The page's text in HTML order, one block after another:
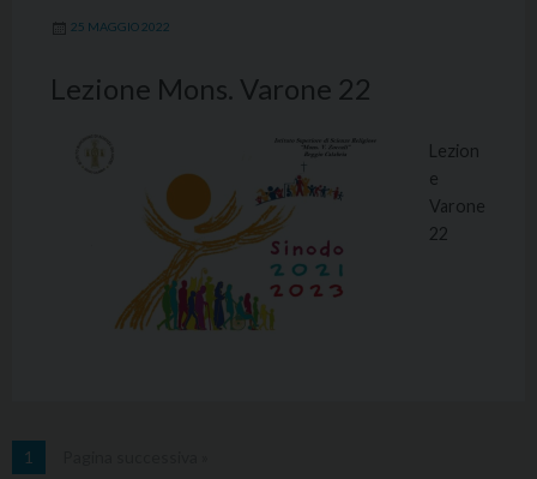
25 MAGGIO 2022
Lezione Mons. Varone 22
Lezion
e
Varone
22
1